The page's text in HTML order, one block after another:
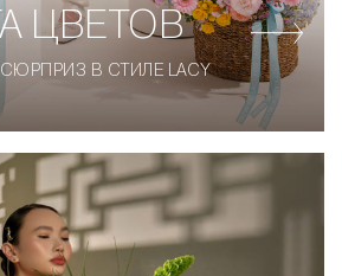
ЦВЕТОВ
В СТИЛЕ LACY